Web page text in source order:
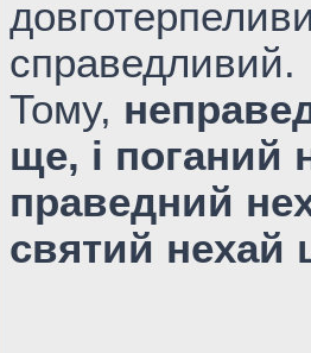
справедливий.
Тому,
ще, і поганий
праведний
святий нехай